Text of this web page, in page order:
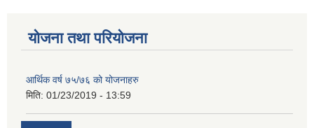
योजना तथा परियोजना
आर्थिक वर्ष ७५/७६ को योजनाहरु
मिति: 01/23/2019 - 13:59